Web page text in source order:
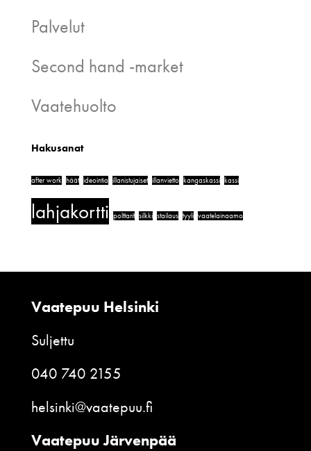
Palvelut
Second hand -market
Vaatehuolto
Hakusanat
after work häät ideointia illanistujaiset illanvietto kangaskassi kassi
lahjakortti polttarit silkki stailaus tyyli vaatelainaamo
Vaatepuu Helsinki
Suljettu
040 740 2155
helsinki@vaatepuu.fi
Vaatepuu Järvenpää